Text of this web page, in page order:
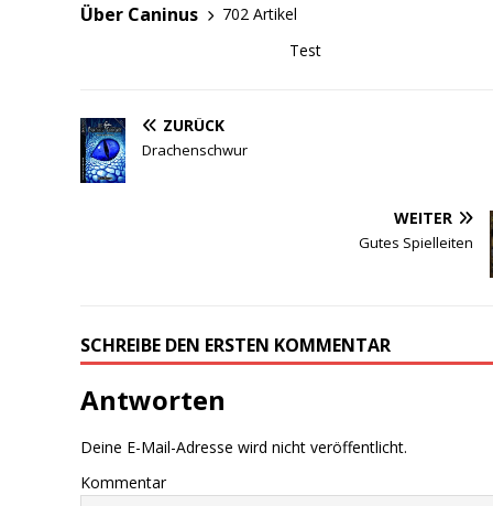
Über Caninus
702 Artikel
Test
ZURÜCK
Drachenschwur
WEITER
Gutes Spielleiten
SCHREIBE DEN ERSTEN KOMMENTAR
Antworten
Deine E-Mail-Adresse wird nicht veröffentlicht.
Kommentar